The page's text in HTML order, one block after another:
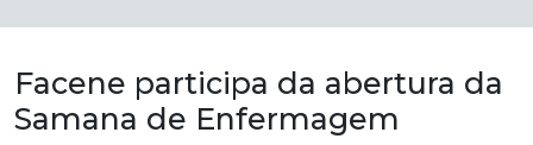
Facene participa da abertura da
Samana de Enfermagem